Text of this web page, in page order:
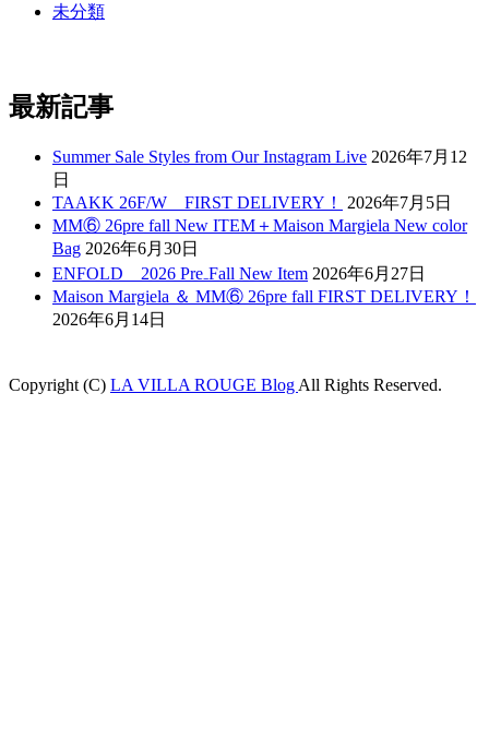
未分類
最新記事
Summer Sale Styles from Our Instagram Live 2026年7月12
日
TAAKK 26F/W FIRST DELIVERY！
2026年7月5日
MM⑥ 26pre fall New ITEM＋Maison Margiela New color
Bag 2026年6月30日
ENFOLD 2026 Pre₋Fall New Item 2026年6月27日
Maison Margiela ＆ MM⑥ 26pre fall FIRST DELIVERY！
2026年6月14日
Copyright (C) LA VILLA ROUGE Blog All Rights Reserved.